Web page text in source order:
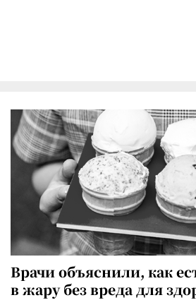
Врачи объяснили, как
в жару без вреда для